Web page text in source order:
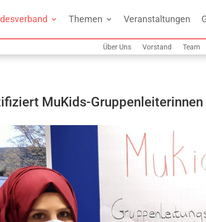
Themen Veranstaltungen
Über Uns Vorstand Team
MuKids-Gruppenleiterinnen